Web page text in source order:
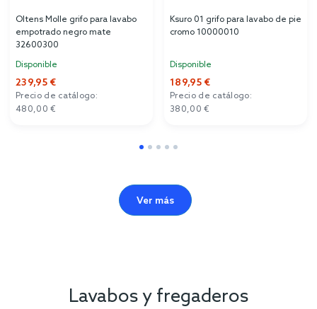
Oltens Molle grifo para lavabo
empotrado negro mate
32600300
Disponible
239,95 €
Precio de catálogo:
480,00 €
Ksuro 01 grifo para lavabo de pie
cromo 10000010
Disponible
189,95 €
Precio de catálogo:
380,00 €
Ver más
Lavabos y fregaderos